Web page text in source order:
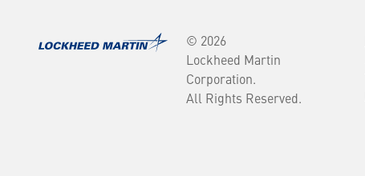
© 2026
Lockheed Martin
Corporation.
All Rights Reserved.